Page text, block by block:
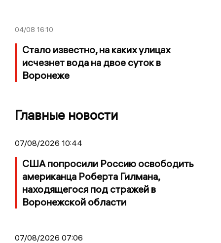
04/08 16:10
Стало известно, на каких улицах
исчезнет вода на двое суток в
Воронеже
Главные новости
07/08/2026 10:44
США попросили Россию освободить
американца Роберта Гилмана,
находящегося под стражей в
Воронежской области
07/08/2026 07:06